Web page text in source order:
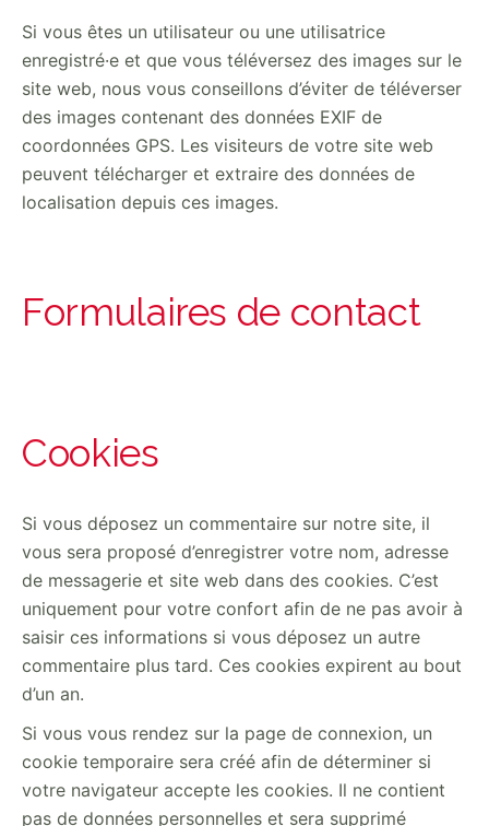
Si vous êtes un utilisateur ou une utilisatrice
enregistré·e et que vous téléversez des images sur le
site web, nous vous conseillons d’éviter de téléverser
des images contenant des données EXIF de
coordonnées GPS. Les visiteurs de votre site web
peuvent télécharger et extraire des données de
localisation depuis ces images.
Formulaires de contact
Cookies
Si vous déposez un commentaire sur notre site, il
vous sera proposé d’enregistrer votre nom, adresse
de messagerie et site web dans des cookies. C’est
uniquement pour votre confort afin de ne pas avoir à
saisir ces informations si vous déposez un autre
commentaire plus tard. Ces cookies expirent au bout
d’un an.
Si vous vous rendez sur la page de connexion, un
cookie temporaire sera créé afin de déterminer si
votre navigateur accepte les cookies. Il ne contient
pas de données personnelles et sera supprimé